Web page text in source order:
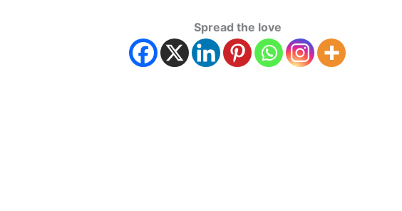
Spread the love